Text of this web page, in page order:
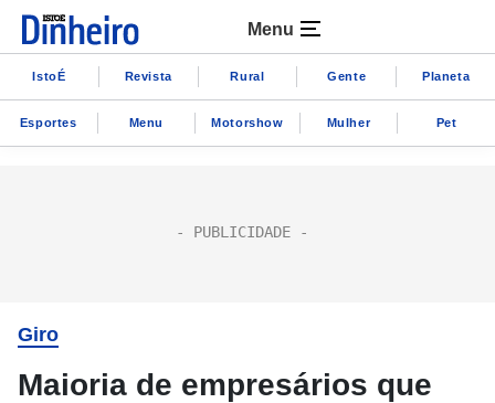
Menu
IstoÉ Revista Rural Gente Planeta
Esportes Menu Motorshow Mulher Pet
Giro
Maioria de empresários que